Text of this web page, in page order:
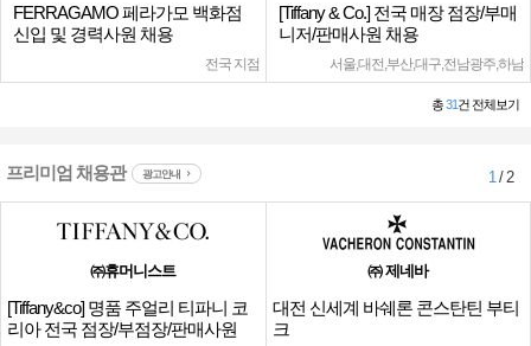
FERRAGAMO 페라가모 백화점
신입 및 경력사원 채용
전국 지점
[Tiffany & Co.] 전국 매장 점장/부매
니저/판매사원 채용
서울,대전,부산,대구,전남광주,하남
총31건 전체보기
프리미엄 채용관 광고안내 1/ 2
㈜휴머니스트
[Tiffany&co] 명품 주얼리 티파니 코
리아 전국 점장/부점장/판매사원
㈜ 제네바
대전 신세계 바쉐론 콘스탄틴 부티
크